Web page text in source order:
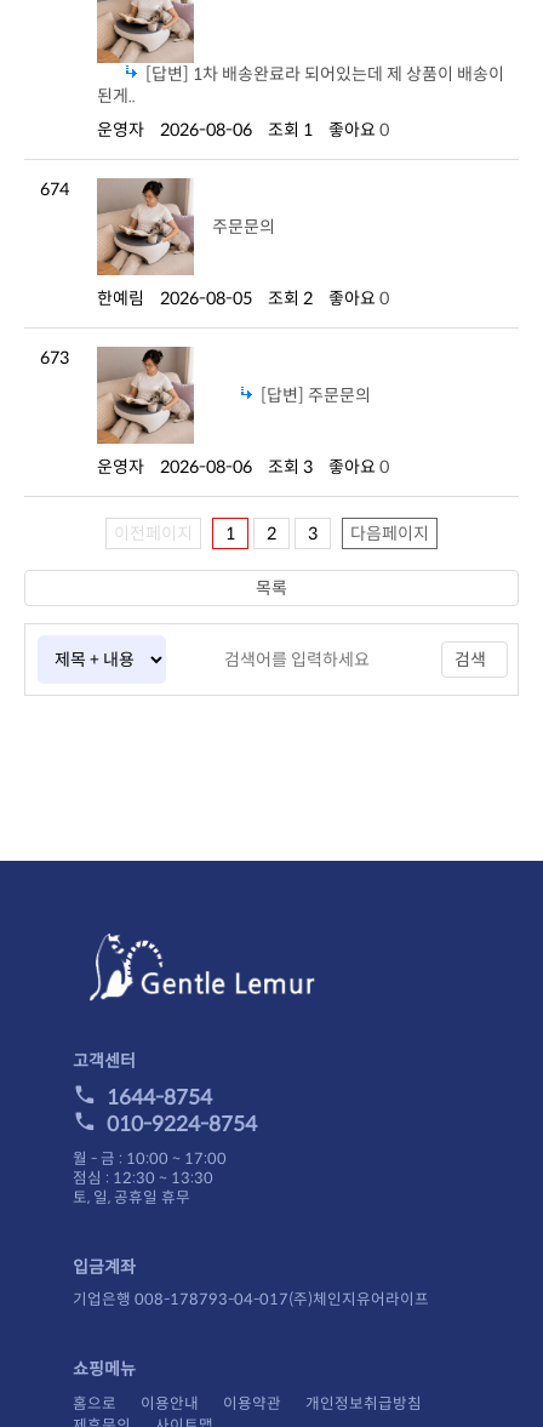
된게..
운영자
2026-08-06 조회 1 좋아요 0
674
주문문의
한예림 2026-08-05 조회 2 좋아요 0
673
[답변] 주문문의
운영자 2026-08-06 조회 3 좋아요 0
이전페이지 1 2 3 다음페이지
검색
목록
고객센터
1644-8754
010-9224-8754
월 - 금 : 10:00 ~ 17:00
점심 : 12:30 ~ 13:30
토, 일, 공휴일 휴무
입금계좌
기업은행 008-178793-04-017(주)체인지유어라이프
쇼핑메뉴
홈으로 이용안내 이용약관
개인정보취급방침